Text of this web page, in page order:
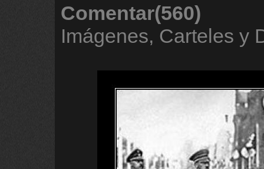
Comentar(560)
Imágenes, Carteles y